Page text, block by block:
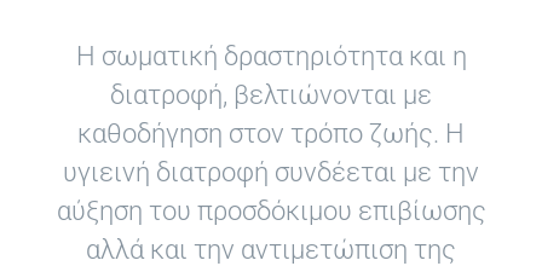
Η σωματική δραστηριότητα και η
διατροφή, βελτιώνονται με
καθοδήγηση στον τρόπο ζωής. Η
υγιεινή διατροφή συνδέεται με την
αύξηση του προσδόκιμου επιβίωσης
αλλά και την αντιμετώπιση της